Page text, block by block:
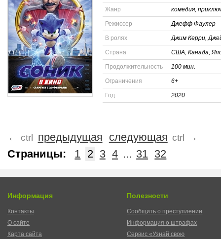
Жанр комедия,
Режиссер Джефф Фаулер
В ролях Джим Керри,
Страна США, Канада,
Продолжительность 100 мин.
Ограничения 6+
Год 2020
← ctrl предыдущая следующая ctrl
→
Страницы:
1 2 3 4 ... 31 32
Информация
Контакты
О сайте
Карта сайта
Полезности
Сообщить о преступлении
Информация о штрафах
Сервис «Узнай свою